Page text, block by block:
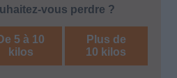
vous perdre ?
5 à 10
kilos
Plus de
10 kilos